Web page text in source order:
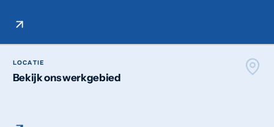
LOCATIE
Bekijk ons werkgebied